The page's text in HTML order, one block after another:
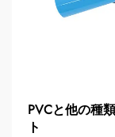
PVCと他の種
ト